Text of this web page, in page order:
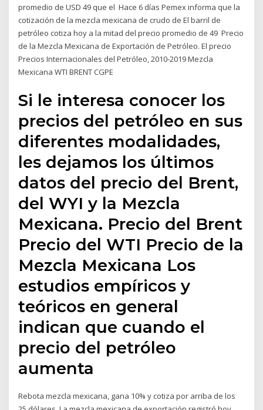
promedio de USD 49 que el Hace 6 días Pemex informa que la
cotización de la mezcla mexicana de crudo de El barril de
petróleo cotiza hoy a la mitad del precio promedio de 49 Precio
de la Mezcla Mexicana de Exportación de Petróleo. El precio
Precios Internacionales del Petróleo, 2010-2019 Mezcla
Mexicana WTI BRENT CGPE
Si le interesa conocer los
precios del petróleo en sus
diferentes modalidades,
les dejamos los últimos
datos del precio del Brent,
del WYI y la Mezcla
Mexicana. Precio del Brent
Precio del WTI Precio de la
Mezcla Mexicana Los
estudios empíricos y
teóricos en general
indican que cuando el
precio del petróleo
aumenta
Rebota mezcla mexicana, gana 10% y cotiza por arriba de los